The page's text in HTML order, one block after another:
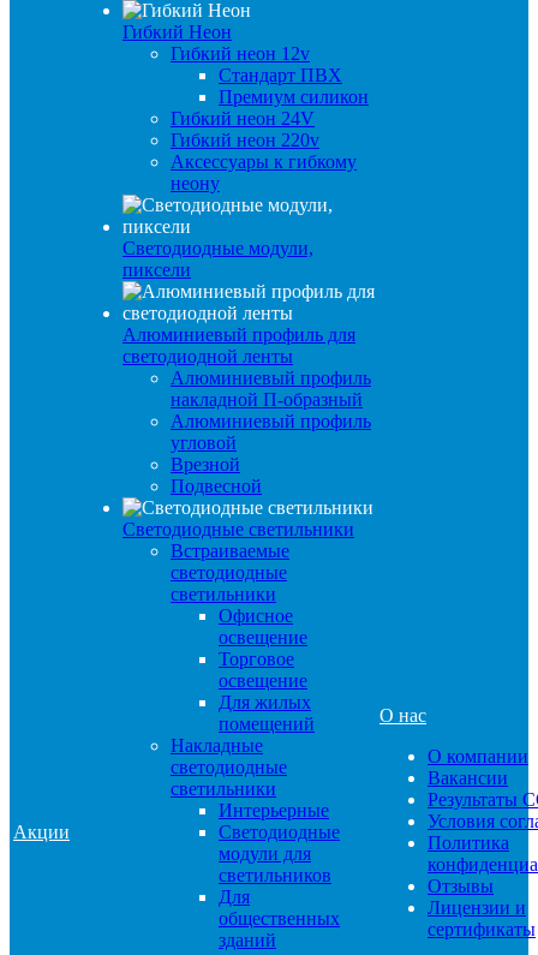
Акции
Гибкий Неон
Гибкий неон 12v
Стандарт ПВХ
Премиум силикон
Гибкий неон 24V
Гибкий неон 220v
Аксессуары к гибкому
неону
Светодиодные модули,
пиксели
Алюминиевый профиль для
светодиодной ленты
Алюминиевый профиль
накладной П-образный
Алюминиевый профиль
угловой
Врезной
Подвесной
Светодиодные светильники
Встраиваемые
светодиодные
светильники
Офисное
освещение
Торговое
освещение
Для жилых
помещений
Накладные
светодиодные
светильники
Интерьерные
Светодиодные
модули для
светильников
Для
общественных
зданий
О нас
О компании
Вакансии
Результаты
Условия
Политика
Отзывы
Лицензии и
сертификаты